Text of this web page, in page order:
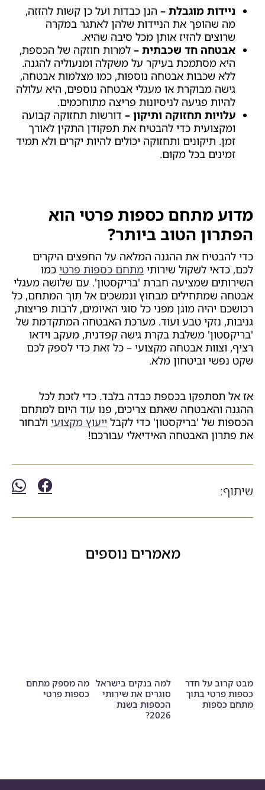
ניידות מוגבלת – הנן כבדות ועל כן קשות להזזה,
מה שהופך את הניידות שלהן לאתגר במקרה
שרוצים להזיז אותן מכל סיבה שהיא.
אבטחה חד שכבתית – למרות חוזקה של הכספת,
היא מסתמכת בעיקר על משקלה ומנעוליה להגנה.
ללא שכבות אבטחה נוספות, כמו מצלמות אבטחה,
גישה מבוקרת או מעגלי אבטחה נוספים, היא עלולה
להיות פגיעה לניסיונות פריצה מתוחכמים.
עלויות תחזוקה ותיקון – דורשות תחזוקה קבועה
ומקצועית כדי להבטיח את תפקודן התקין לאורך
זמן. תיקונים ותחזוקה יכולים להיות יקרים ולא תמיד
זמינים בכל מקום.
מדוע מתחם כספות פרטי הוא
הפתרון הטוב ביותר?
כדי להבטיח את ההגנה המלאה על החפצים היקרים
לכם, כדאי לשקול שירותי מתחם כספות פרטי כמו
השירותים שמציעה חברת 'בריקסטון'. עם שלושה מעגלי
אבטחה שמתחילים מבחוץ ונמשכים אל תוך המתחם, כל
רכושכם יהיה מוגן מפני כל סוגי האיומים, לרבות פריצות,
גניבות, נזקי טבע ועוד. מערכת האבטחה המתקדמת של
'בריקסטון' משלבת בקרת גישה קפדנית, מעקב וידאו
רציף, וצוות אבטחה מקצועי – כל זאת כדי לספק לכם
שקט נפשי וביטחון מלא.
אז אל תסתפקו בכספת כבדה בלבד. כדי לזכת לכל
ההגנה והאבטחה שאתם צריכים, פנו עוד היום למתחם
הכספות של 'בריקסטון' כדי לקבל ייעוץ מקצועי ולבחור
את פתרון האבטחה האידיאלי עבורכם!
שיתוף:
מאמרים נוספים
מבט קרוב על חדר
כספות פרטי בתוך
מתחם כספות
למה בנקים בישראל
סוגרים את שירותי
הכספות בשנת
2026?
מה מספק מתחם
כספות פרטי